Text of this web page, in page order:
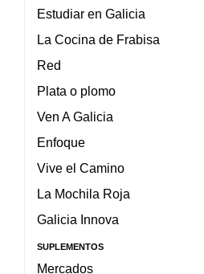
Estudiar en Galicia
La Cocina de Frabisa
Red
Plata o plomo
Ven A Galicia
Enfoque
Vive el Camino
La Mochila Roja
Galicia Innova
SUPLEMENTOS
Mercados